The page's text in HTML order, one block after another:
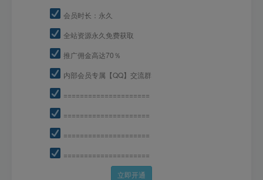
会员时长：永久
全站资源永久免费获取
推广佣金高达70％
内部会员专属【QQ】交流群
=====================
=====================
=====================
=====================
立即开通